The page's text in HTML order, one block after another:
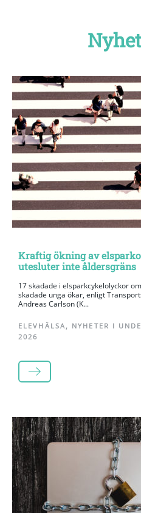
Kraftig ökning av
utesluter inte åldersgräns
17 skadade i elsparkcykelolyckor
skadade unga ökar, enligt
Andreas Carlson (K...
ELEVHÄLSA, NYHETER I
2026
LÄS MER